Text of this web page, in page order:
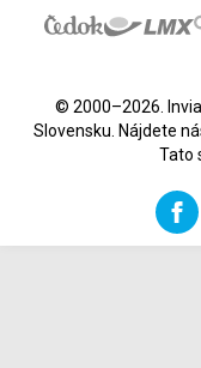
© 2000–2026.
Slovensku. Nájdete
Tato